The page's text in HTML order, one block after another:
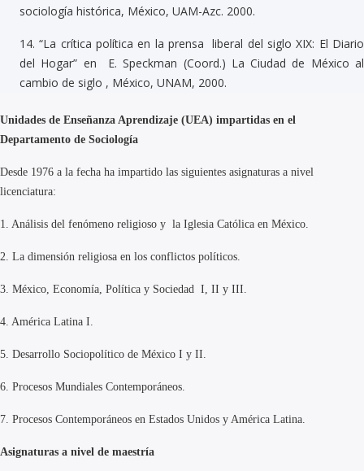
sociología histórica, México, UAM-Azc. 2000.
14. “La crítica política en la prensa liberal del siglo XIX: El Diario
del Hogar” en E. Speckman (Coord.) La Ciudad de México al
cambio de siglo , México, UNAM, 2000.
Unidades de Enseñanza Aprendizaje (UEA) impartidas en el
Departamento de Sociología
Desde 1976 a la fecha ha impartido las siguientes asignaturas a nivel
licenciatura:
1. Análisis del fenómeno religioso y la Iglesia Católica en México.
2. La dimensión religiosa en los conflictos políticos.
3. México, Economía, Política y Sociedad I, II y III.
4. América Latina I.
5. Desarrollo Sociopolítico de México I y II.
6. Procesos Mundiales Contemporáneos.
7. Procesos Contemporáneos en Estados Unidos y América Latina.
Asignaturas a nivel de maestría